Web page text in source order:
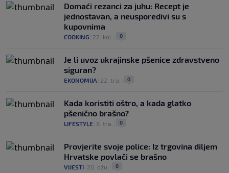
Domaći rezanci za juhu: Recept je
jednostavan, a neusporedivi su s
kupovnima
COOKING 22. kol. 0
Je li uvoz ukrajinske pšenice zdravstveno
siguran?
EKONOMIJA 22. tra. 0
Kada koristiti oštro, a kada glatko
pšenično brašno?
LIFESTYLE 8. tra. 0
Provjerite svoje police: Iz trgovina diljem
Hrvatske povlači se brašno
VIJESTI 20. ožu. 0